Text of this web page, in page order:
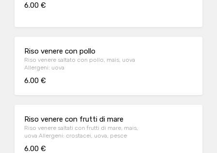
6.00 €
Riso venere con pollo
Riso venere saltato con pollo, mais, uova
Allergeni: uova
6.00 €
Riso venere con frutti di mare
Riso venere saltati con frutti di mare, mais,
uova Allergeni: crostacei, uova, pesce
6.00 €